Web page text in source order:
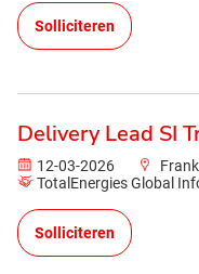
Solliciteren
Delivery Lead SI
12-03-2026
TotalEnergies Global
Solliciteren